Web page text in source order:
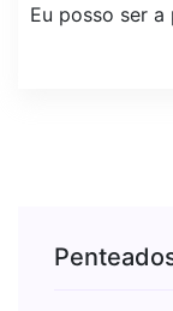
Eu posso ser